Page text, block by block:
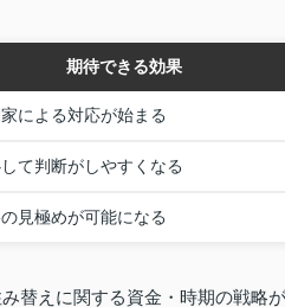
期待できる効果
による対応が始まる
て判断がしやすくなる
見極めが可能になる
替えに関する資金・時期の戦略が